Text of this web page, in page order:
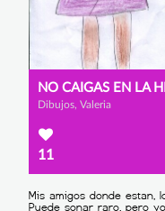
Dibujos, Valeria
11